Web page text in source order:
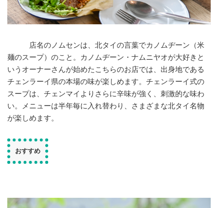
店名のノムセンは、北タイの言葉でカノムヂーン（米
麺のスープ）のこと。カノムヂーン・ナムニヤオが大好きと
いうオーナーさんが始めたこちらのお店では、出身地である
チェンラーイ県の本場の味が楽しめます。チェンラーイ式の
スープは、チェンマイよりさらに辛味が強く、刺激的な味わ
い。メニューは半年毎に入れ替わり、さまざまな北タイ名物
が楽しめます。
おすすめ